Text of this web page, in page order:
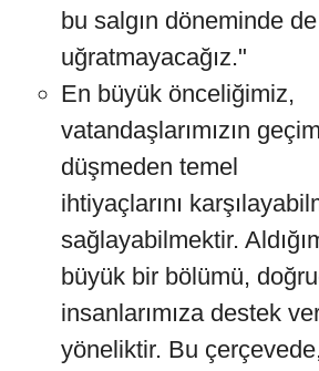
bu salgın döneminde de
uğratmayacağız."
En büyük önceliğimiz,
vatandaşlarımızın geçim
düşmeden temel
ihtiyaçlarını
sağlayabilmektir.
büyük bir bölümü,
insanlarımıza destek
yöneliktir. Bu